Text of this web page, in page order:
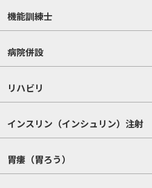
機能訓練士
病院併設
リハビリ
インスリン（インシュリン）注射
胃瘻（胃ろう）